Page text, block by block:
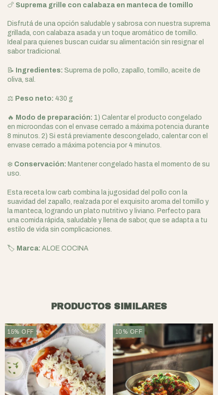
🍗 Suprema grille con calabaza en manteca de tomillo
Disfrutá de una opción saludable y sabrosa con nuestra suprema
grillada, con calabaza asada y un toque aromático de tomillo.
Ideal para quienes buscan cuidar su alimentación sin resignar el
sabor tradicional.
📝 Ingredientes: Suprema de pollo, zapallo, tomillo, aceite de
oliva, sal.
⚖️ Peso neto: 430 g
🔥 Modo de preparación: 1) Calentar el producto congelado
en microondas con el envase cerrado a máxima potencia durante
8 minutos. 2) Si está previamente descongelado, calentar con el
envase cerrado a máxima potencia por 4 minutos.
❄️ Conservación: Mantener congelado hasta el momento de su
uso.
Esta receta low carb combina la jugosidad del pollo con la
suavidad del zapallo, realzada por el exquisito aroma del tomillo y
la manteca, logrando un plato nutritivo y liviano. Perfecto para
una comida rápida, saludable y llena de sabor, que se adapta a tu
estilo de vida sin complicaciones.
🏷️ Marca: ALOE COCINA
PRODUCTOS SIMILARES
15% OFF 10 % OFF